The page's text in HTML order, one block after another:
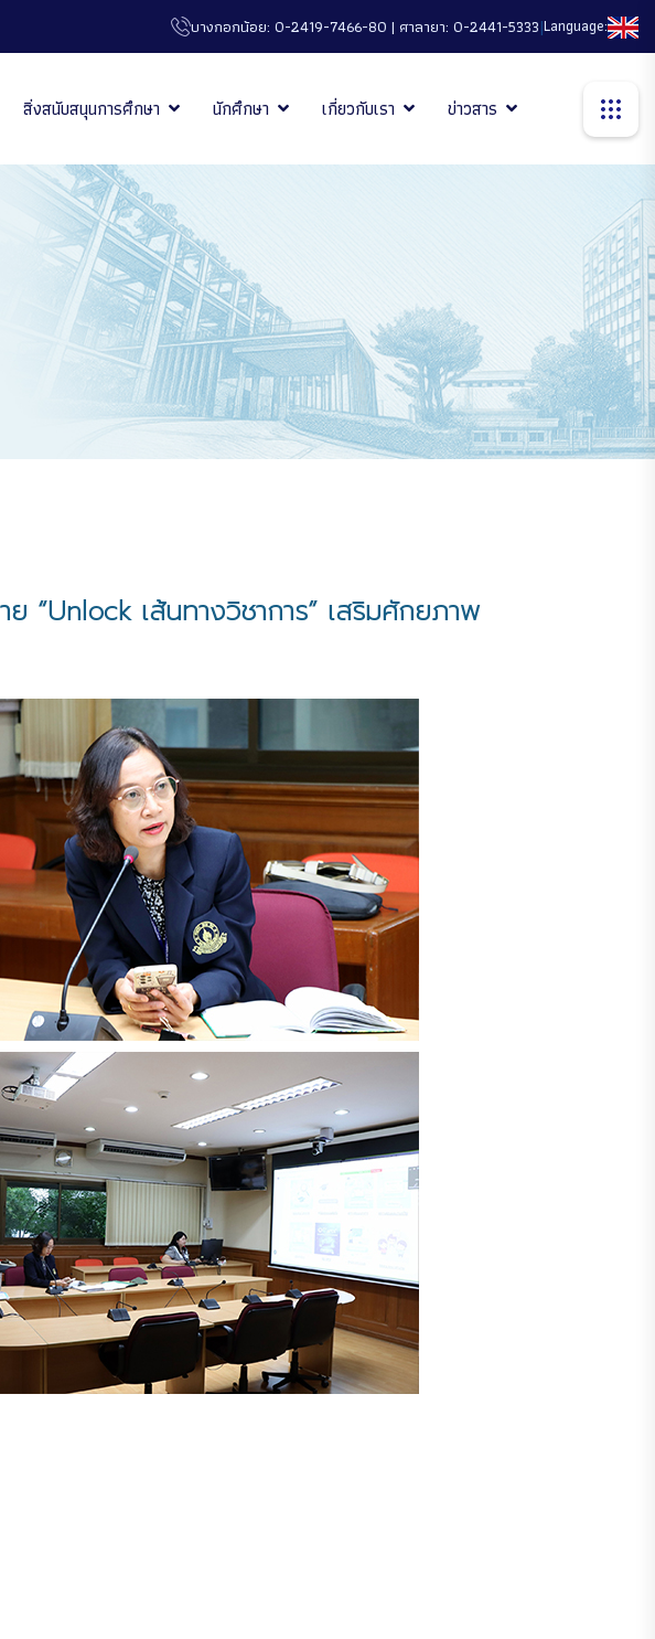
บางกอกน้อย: 0-2419-7466-80 | ศาลายา: 0-2441-5333|Language:
สิ่งสนับสนุนการศึกษา นักศึกษา เกี่ยวกับเรา ข่าวสาร
เส้นทางวิชาการ” เสริมศักยภาพ